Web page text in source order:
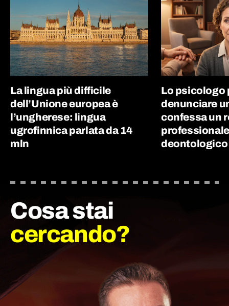
La lingua più difficile
dell’Unione europea è
l’ungherese: lingua
ugrofinnica parlata da 14
mln
Lo psicologo
denunciare
confessa un
deontologico
Cosa stai
cercando?